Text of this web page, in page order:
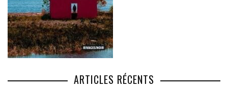
ARTICLES RÉCENTS